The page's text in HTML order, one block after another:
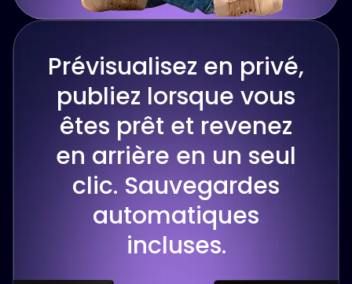
Prévisualisez en privé,
publiez lorsque vous
êtes prêt et revenez
en arrière en un seul
clic. Sauvegardes
automatiques
incluses.